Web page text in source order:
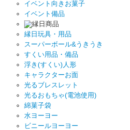
イベント向きお菓子
イベント備品
縁日商品
縁日玩具・用品
スーパーボール&うきうき
すくい用品・備品
浮き(すくい)人形
キャラクターお面
光るブレスレット
光るおもちゃ(電池使用)
綿菓子袋
水ヨーヨー
ビニールヨーヨー